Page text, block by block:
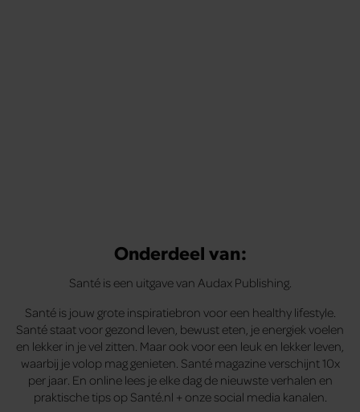
Onderdeel van:
Santé is een uitgave van Audax Publishing.
Santé is jouw grote inspiratiebron voor een healthy lifestyle.
Santé staat voor gezond leven, bewust eten, je energiek voelen
en lekker in je vel zitten. Maar ook voor een leuk en lekker leven,
waarbij je volop mag genieten. Santé magazine verschijnt 10x
per jaar. En online lees je elke dag de nieuwste verhalen en
praktische tips op Santé.nl + onze social media kanalen.